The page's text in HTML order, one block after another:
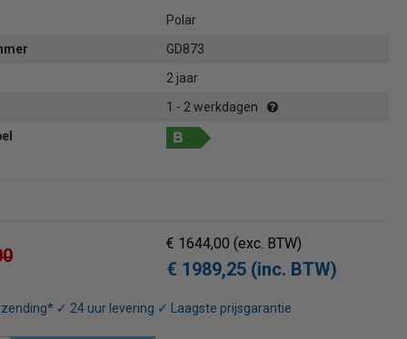
Polar
GD873
2 jaar
1 - 2 werkdagen
€ 1644,00(exc. BTW)
€ 1989,25 (inc. BTW)
✓ 24 uur levering ✓ Laagste prijsgarantie